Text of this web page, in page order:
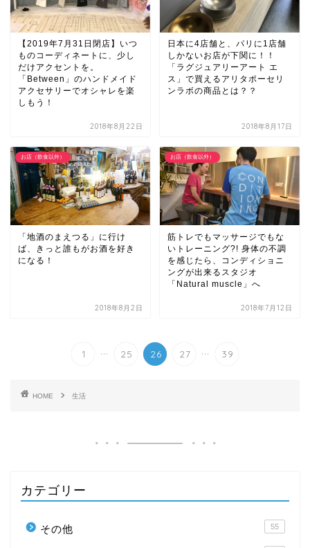
【2019年7月31日閉店】いつ
ものコーディネートに、少し
だけアクセントを。
「Between」のハンドメイド
アクセサリーでオシャレを楽
しもう！
2018年8月22日
日本に4店舗と、パリに1店舗
しかないお店が下関に！！
「ラグジュアリーアート エ
ス」で買えるアリタポーセリ
ンラボの商品とは？？
2018年8月17日
お店（飲食以外）
「地酒のまえつる」に行け
ば、きっと誰もがお酒を好き
になる！
2018年8月2日
お店（飲食以外）
筋トレでもマッサージでもな
いトレーニング?! 身体の不調
を感じたら、コンディショニ
ングが出来るスタジオ
「Natural muscle」へ
2018年7月12日
1 ... 25 26 27 ... 39
HOME 生活
カテゴリー
その他 55